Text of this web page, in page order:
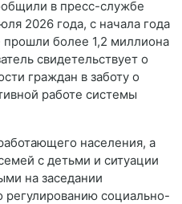
в пресс-службе
2026 года, с начала года
более 1,2 миллиона
свидетельствует о
граждан в заботу о
работе системы
населения, а
с детьми и ситуации
на заседании
регулированию социально-